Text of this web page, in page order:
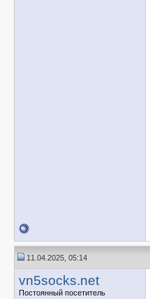
11.04.2025, 05:14
vn5socks.net
Постоянный посетитель